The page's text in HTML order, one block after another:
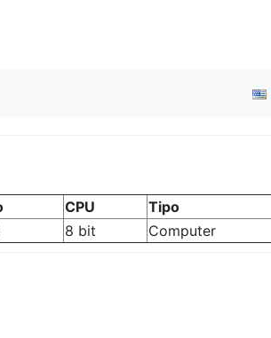
CPU
Tipo
8 bit Computer